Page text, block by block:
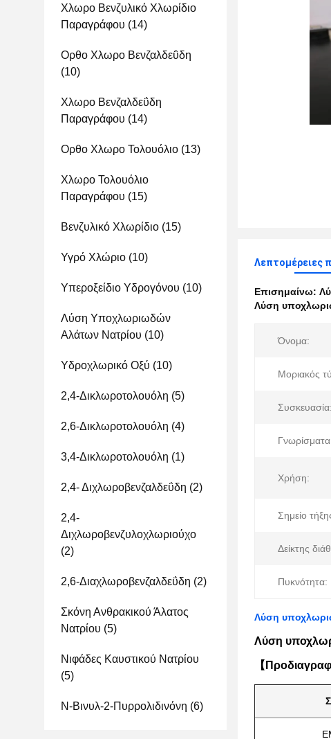
Χλωρο Βενζυλικό Χλωρίδιο
Παραγράφου (14)
Ορθο Χλωρο Βενζαλδεΰδη
(10)
Χλωρο Βενζαλδεΰδη
Παραγράφου (14)
Ορθο Χλωρο Τολουόλιο (13)
Χλωρο Τολουόλιο
Παραγράφου (15)
Βενζυλικό Χλωρίδιο (15)
Υγρό Χλώριο (10)
Υπεροξείδιο Υδρογόνου (10)
Λύση Υποχλωριωδών
Αλάτων Νατρίου (10)
Υδροχλωρικό Οξύ (10)
2,4-Δικλωροτολουόλη (5)
2,6-Δικλωροτολουόλη (4)
3,4-Δικλωροτολουόλη (1)
2,4- Διχλωροβενζαλδεΰδη (2)
2,4-
Διχλωροβενζυλοχλωριούχο
(2)
2,6-Διαχλωροβενζαλδεΰδη (2)
Σκόνη Ανθρακικού Άλατος
Νατρίου (5)
Νιφάδες Καυστικού Νατρίου
(5)
Ν-Βινυλ-2-Πυρρολιδινόνη (6)
Λεπτομέρειες
Επισημαίνω:
Λύση
Όνομα:
Μοριακός
Συσκευασία:
Χρήση:
Σημείο
Δείκτης
Πυκνότητα:
Λύση
Λύση
【